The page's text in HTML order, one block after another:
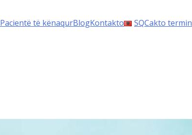
Pacientë të kënaqurBlogKontakto SQCakto termin